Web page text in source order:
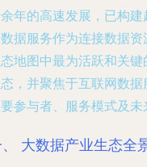
年的高速发展，已构
据服务作为连接数据
地图中最为活跃和关
，并聚焦于互联网数
参与者、服务模式及未
大数据产业生态全